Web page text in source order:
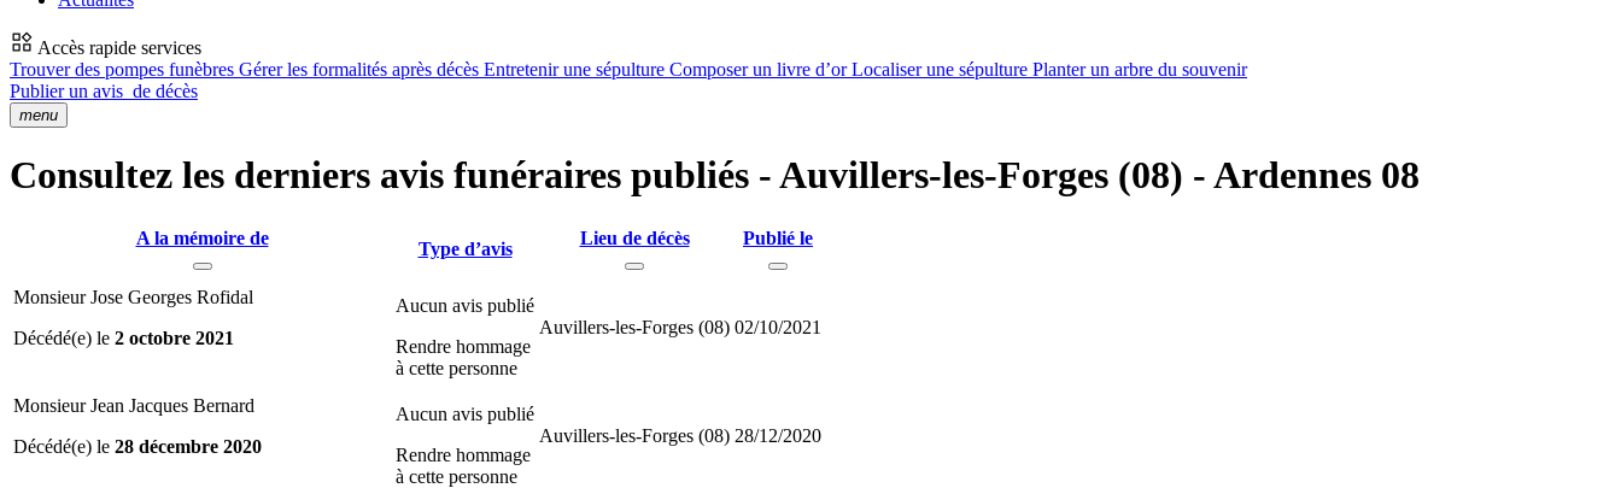
Accès rapide services
Trouver des pompes funèbres Gérer les formalités après décès Entretenir une sépulture Composer un livre d’orLocaliser une sépulture Planter un arbre du souvenir
Publier un avis de décès
menu
Consultez les derniers avis funéraires publiés - Auvillers-les-Forges (08) - Ardennes 08
A la mémoire de
Type d’avis
Lieu de décès Publié le
Monsieur Jose Georges Rofidal
Décédé(e) le 2 octobre 2021
Aucun avis publié
Rendre hommage
à cette personne
Auvillers-les-Forges (08) 02/10/2021
Monsieur Jean Jacques Bernard
Décédé(e) le 28 décembre 2020
Aucun avis publié
Rendre hommage
à cette personne
Auvillers-les-Forges (08) 28/12/2020